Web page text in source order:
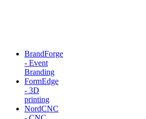
BrandForge
- Event
Branding
FormEdge
- 3D
printing
NordCNC